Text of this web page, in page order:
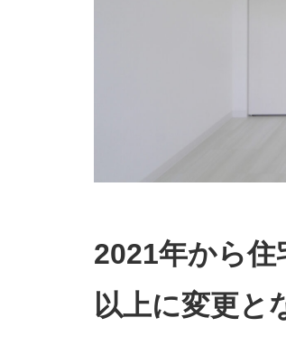
2021年から住
以上に変更と